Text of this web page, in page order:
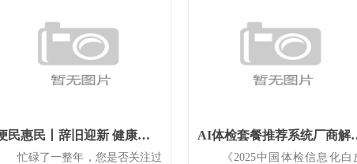
便民惠民丨辞旧迎新 健康先行 区人民医院2026年新春惠民体
忙碌了一整年，您是否关注过
AI体检套餐推荐系
《2025中国体检信息化白